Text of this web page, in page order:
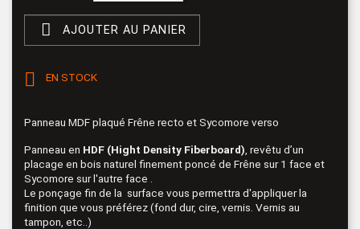
 AJOUTER AU PANIER
 EN STOCK
Panneau MDF plaqué Frêne recto et Sycomore verso
Panneau en HDF (Hight Density Fiberboard) , revêtu d’un
placage en bois naturel finement poncé de Frêne sur 1 face et
Sycomore sur l'autre face .
Le ponçage fin de la surface vous permettra d'appliquer la
finition que vous préférez (fond dur, cire, vernis. Vernis au
tampon, etc..)